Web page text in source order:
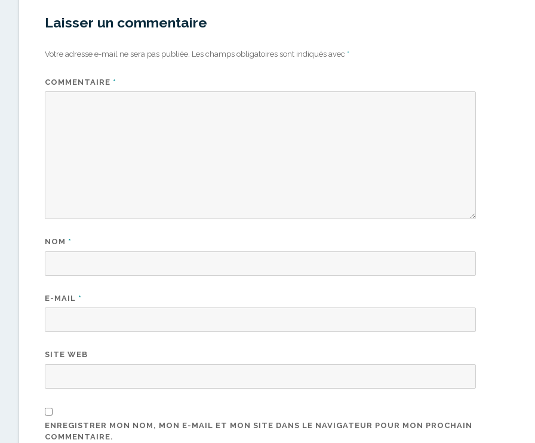
Laisser un commentaire
Votre adresse e-mail ne sera pas publiée. Les champs obligatoires sont indiqués avec *
COMMENTAIRE *
NOM *
E-MAIL *
SITE WEB
ENREGISTRER MON NOM, MON E-MAIL ET MON SITE DANS LE NAVIGATEUR POUR MON PROCHAIN
COMMENTAIRE.